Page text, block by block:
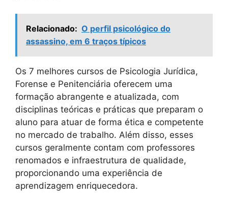
Relacionado: O perfil psicológico do
assassino, em 6 traços típicos
Os 7 melhores cursos de Psicologia Jurídica,
Forense e Penitenciária oferecem uma
formação abrangente e atualizada, com
disciplinas teóricas e práticas que preparam o
aluno para atuar de forma ética e competente
no mercado de trabalho. Além disso, esses
cursos geralmente contam com professores
renomados e infraestrutura de qualidade,
proporcionando uma experiência de
aprendizagem enriquecedora.